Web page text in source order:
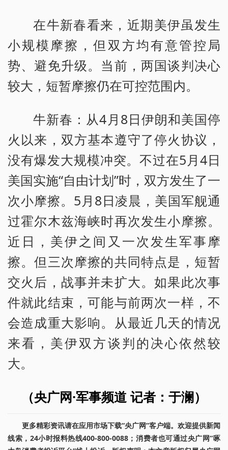
在牛新春看来，近期美伊虽发生
小规模摩擦，但双方均有意管控局
势、避免升级。当前，两国谈判决心
较大，短暂摩擦仍在可控范围内。
牛新春：从4月8日伊朗和美国停
火以来，双方基本遵守了停火协议，
没有爆发大规模冲突。不过在5月4日
美国实施“自由计划”时，双方发生了一
次小摩擦。5月8日凌晨，美国军舰通
过霍尔木兹海峡时再次发生小摩擦。
近日，美伊之间又一次发生军事摩
擦。但三次摩擦的共同特点是，短暂
交火后，战事并未扩大。如果此次事
件就此结束，可能与前两次一样，不
会造成重大影响。从最近几天的情况
来看，美伊双方谈判的决心依然较
大。
（央广网·军事频道 记者：于澜）
更多精彩资讯请在应用市场下载“央广网”客户端。欢迎提供新闻
线索，24小时报料热线400-800-0088；消费者也可通过央广网“啄